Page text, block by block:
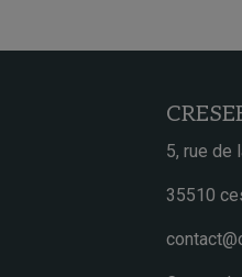
5, rue de
35510